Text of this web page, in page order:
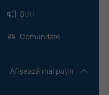
Știri
Comunitate
Afișează mai puțin